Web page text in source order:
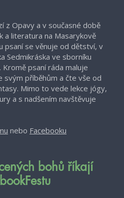
z Opavy a v současné době
a literatura na Masarykově
psaní se věnuje od dětství, v
Sedmikráska ve sborníku
Kromě psaní ráda maluje
příběhům a čte vše od
Mimo to vede lekce jógy,
a s nadšením navštěvuje
nebo Facebooku
bohů říkají